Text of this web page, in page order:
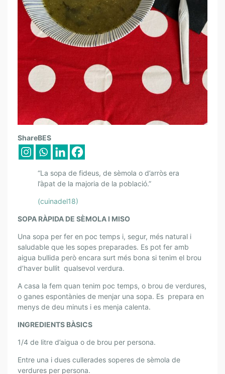
L
E
S
P
T
E
S
D
L
D
R
.
E
R
I
ShareBES
“La sopa de fideus, de sèmola o d’arròs era
l’àpat de la majoria de la població.”
(cuinadel18)
SOPA RÀPIDA DE SÈMOLA I MISO
Una sopa per fer en poc temps i, segur, més natural i
saludable que les sopes preparades. Es pot fer amb
aigua bullida però encara surt més bona si tenim el brou
d’haver bullit qualsevol verdura.
A casa la fem quan tenim poc temps, o brou de verdures,
o ganes espontànies de menjar una sopa. Es prepara en
menys de deu minuts i es menja calenta.
INGREDIENTS BÀSICS
1/4 de litre d’aigua o de brou per persona.
Entre una i dues cullerades soperes de sèmola de
verdures per persona.